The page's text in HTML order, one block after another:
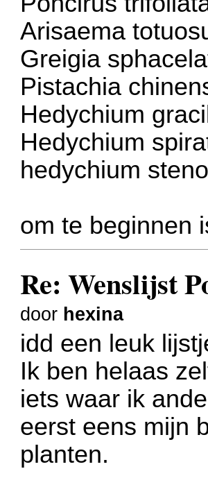
Arisaema
Greigia
Pistachia
Hedychium
Hedychium
hedychium
om te beginnen
Re: Wenslijst
door hexina
idd een leuk
Ik ben helaas
iets waar ik
eerst eens mijn
planten.